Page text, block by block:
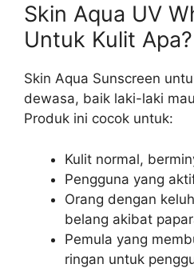
Skin Aqua UV
Untuk Kulit Apa?
Skin Aqua Sunscreen
dewasa, baik laki-laki
Produk ini cocok untuk:
Kulit normal,
Pengguna yang
Orang dengan
belang akibat
Pemula yang
ringan untuk